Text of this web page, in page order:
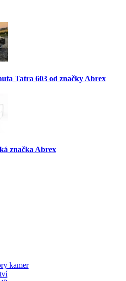
Tatra 603 od značky Abrex
značka Abrex
kamer